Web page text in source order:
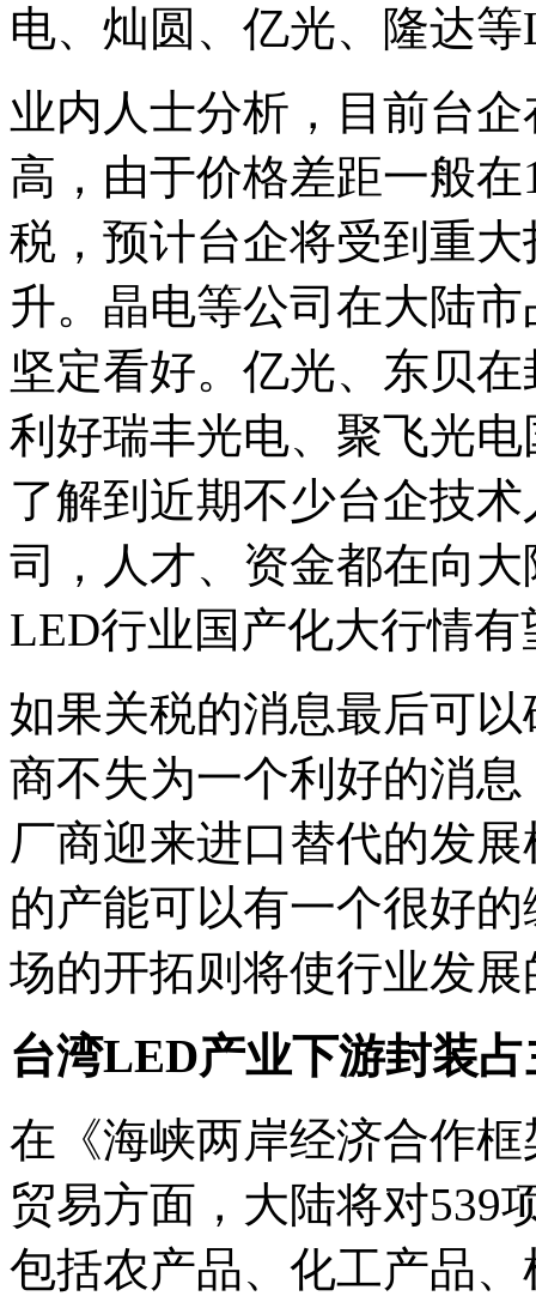
电、灿圆、亿光、隆达
业内人士分析，目前台
高，由于价格差距一般
税，预计台企将受到重
升。晶电等公司在大陆
坚定看好。亿光、东贝
利好瑞丰光电、聚飞光
了解到近期不少台企技
司，人才、资金都在向
LED行业国产化大行情
如果关税的消息最后可
商不失为一个利好的消
厂商迎来进口替代的发
的产能可以有一个很好
场的开拓则将使行业发
台湾LED产业下游封装
在《海峡两岸经济合作
贸易方面，大陆将对539
包括农产品、化工产品